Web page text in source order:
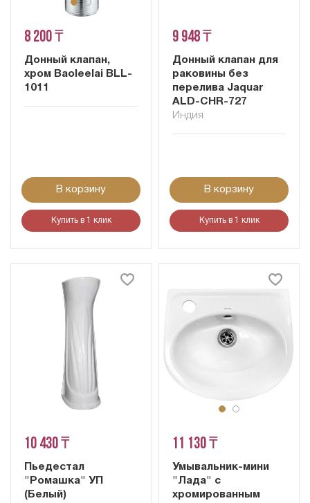
8 200 ₸
Донный клапан,
хром Baoleelai BLL-
1011
В корзину
Купить в 1 клик
9 948 ₸
Донный клапан для
раковины без
перелива Jaquar
ALD-CHR-727
Индия
В корзину
Купить в 1 клик
10 430 ₸
Пьедестал
"Ромашка" УП
(Белый)
11 130 ₸
Умывальник-мини
"Лада" с
хромированным